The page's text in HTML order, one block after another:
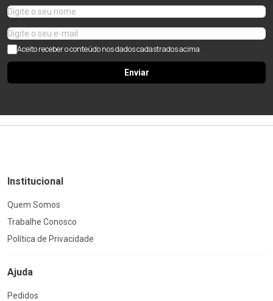
Aceito receber o conteúdo nos dados cadastrados acima
Enviar
Institucional
Quem Somos
Trabalhe Conosco
Política de Privacidade
Ajuda
Pedidos